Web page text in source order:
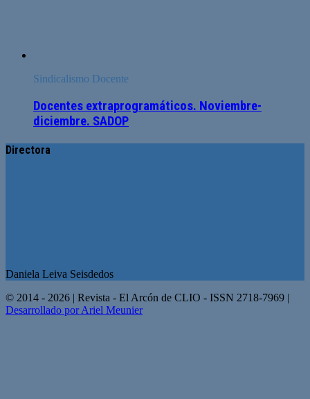
Sindicalismo Docente
Docentes extraprogramáticos. Noviembre-
diciembre. SADOP
Directora
Daniela Leiva Seisdedos
© 2014 - 2026 | Revista - El Arcón de CLIO - ISSN 2718-7969 |
Desarrollado por Ariel Meunier